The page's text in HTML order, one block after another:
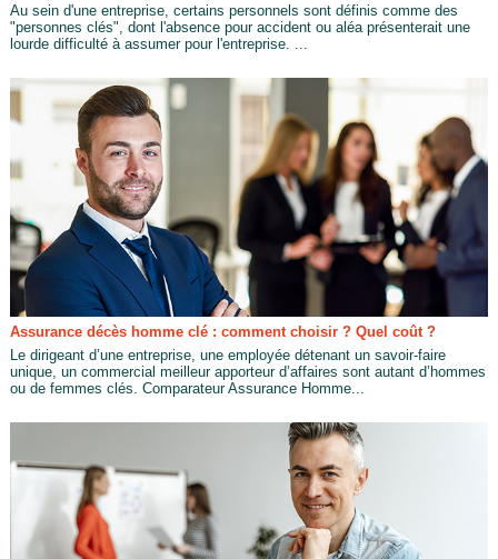
Au sein d'une entreprise, certains personnels sont définis comme des
"personnes clés", dont l'absence pour accident ou aléa présenterait une
lourde difficulté à assumer pour l'entreprise. ...
Assurance décès homme clé : comment choisir ? Quel coût ?
Le dirigeant d’une entreprise, une employée détenant un savoir-faire
unique, un commercial meilleur apporteur d’affaires sont autant d’hommes
ou de femmes clés. Comparateur Assurance Homme...